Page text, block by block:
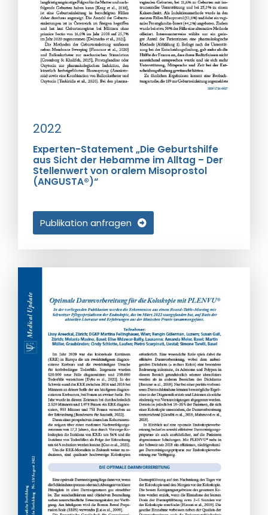
2022
Experten-Statement „Die Geburtshilfe
aus Sicht der Hebamme im Alltag – Der
Stellenwert von oralem Misoprostol
(ANGUSTA®)“
Publikation anfragen